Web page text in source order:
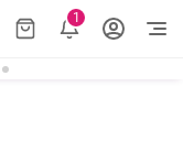
1